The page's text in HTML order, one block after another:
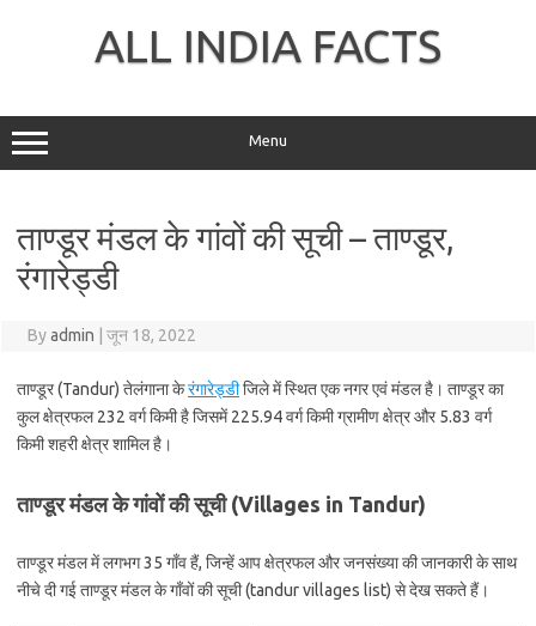
ALL INDIA FACTS
Menu
ताण्डूर मंडल के गांवों की सूची – ताण्डूर,
रंगारेड्डी
Byadmin जून 18, 2022
ताण्डूर (Tandur) तेलंगाना केरंगारेड्डीजिले में स्थित एक नगर एवं मंडल है। ताण्डूर का
कुल क्षेत्रफल 232 वर्ग किमी है जिसमें 225.94 वर्ग किमी ग्रामीण क्षेत्र और 5.83 वर्ग
किमी शहरी क्षेत्र शामिल है।
ताण्डूर मंडल के गांवों की सूची (Villages in Tandur)
ताण्डूर मंडल में लगभग 35 गाँव हैं, जिन्हें आप क्षेत्रफल और जनसंख्या की जानकारी के साथ
नीचे दी गई ताण्डूर मंडल के गाँवों की सूची (tandur villages list) से देख सकते हैं।